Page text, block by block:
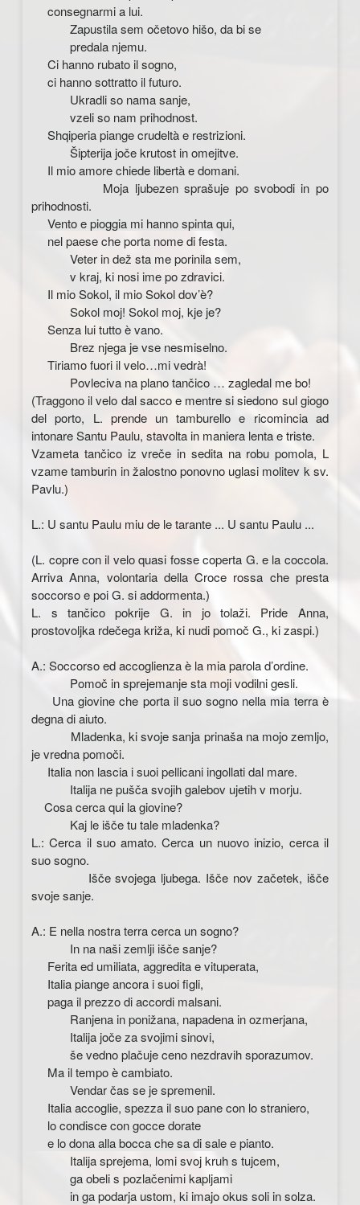
consegnarmi a lui.
Zapustila sem očetovo hišo, da bi se
predala njemu.
Ci hanno rubato il sogno,
ci hanno sottratto il futuro.
Ukradli so nama sanje,
vzeli so nam prihodnost.
Shqiperia piange crudeltà e restrizioni.
Šipterija joče krutost in omejitve.
Il mio amore chiede libertà e domani.
Moja ljubezen sprašuje po svobodi in po
prihodnosti.
Vento e pioggia mi hanno spinta qui,
nel paese che porta nome di festa.
Veter in dež sta me porinila sem,
v kraj, ki nosi ime po zdravici.
Il mio Sokol, il mio Sokol dov’è?
Sokol moj! Sokol moj, kje je?
Senza lui tutto è vano.
Brez njega je vse nesmiselno.
Tiriamo fuori il velo…mi vedrà!
Povleciva na plano tančico … zagledal me bo!
(Traggono il velo dal sacco e mentre si siedono sul giogo
del porto, L. prende un tamburello e ricomincia ad
intonare Santu Paulu, stavolta in maniera lenta e triste.
Vzameta tančico iz vreče in sedita na robu pomola, L
vzame tamburin in žalostno ponovno uglasi molitev k sv.
Pavlu.)
L.: U santu Paulu miu de le tarante ... U santu Paulu ...
(L. copre con il velo quasi fosse coperta G. e la coccola.
Arriva Anna, volontaria della Croce rossa che presta
soccorso e poi G. si addormenta.)
L. s tančico pokrije G. in jo tolaži. Pride Anna,
prostovoljka rdečega križa, ki nudi pomoč G., ki zaspi.)
A.: Soccorso ed accoglienza è la mia parola d’ordine.
Pomoč in sprejemanje sta moji vodilni gesli.
Una giovine che porta il suo sogno nella mia terra è
degna di aiuto.
Mladenka, ki svoje sanja prinaša na mojo zemljo,
je vredna pomoči.
Italia non lascia i suoi pellicani ingollati dal mare.
Italija ne pušča svojih galebov ujetih v morju.
Cosa cerca qui la giovine?
Kaj le išče tu tale mladenka?
L.: Cerca il suo amato. Cerca un nuovo inizio, cerca il
suo sogno.
Išče svojega ljubega. Išče nov začetek, išče
svoje sanje.
A.: E nella nostra terra cerca un sogno?
In na naši zemlji išče sanje?
Ferita ed umiliata, aggredita e vituperata,
Italia piange ancora i suoi figli,
paga il prezzo di accordi malsani.
Ranjena in ponižana, napadena in ozmerjana,
Italija joče za svojimi sinovi,
še vedno plačuje ceno nezdravih sporazumov.
Ma il tempo è cambiato.
Vendar čas se je spremenil.
Italia accoglie, spezza il suo pane con lo straniero,
lo condisce con gocce dorate
e lo dona alla bocca che sa di sale e pianto.
Italija sprejema, lomi svoj kruh s tujcem,
ga obeli s pozlačenimi kapljami
in ga podarja ustom, ki imajo okus soli in solza.